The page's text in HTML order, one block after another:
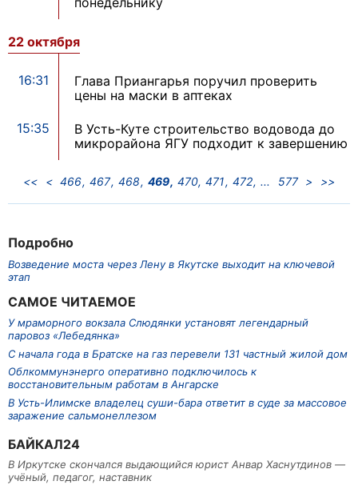
Подробно
Возведение моста через Лену в Якутске выходит на ключевой
этап
САМОЕ ЧИТАЕМОЕ
У мраморного вокзала Слюдянки установят легендарный
паровоз «Лебедянка»
С начала года в Братске на газ перевели 131 частный жилой дом
Облкоммунэнерго оперативно подключилось к
восстановительным работам в Ангарске
В Усть-Илимске владелец суши-бара ответит в суде за массовое
заражение сальмонеллезом
БАЙКАЛ24
В Иркутске скончался выдающийся юрист Анвар Хаснутдинов —
учёный, педагог, наставник
22 октября
16:31
Глава Приангарья поручил проверить
цены на маски в аптеках
15:35
В Усть-Куте строительство водовода до
микрорайона ЯГУ подходит к завершению
<< < 466 467 468 469 470 471 472 577 > >>